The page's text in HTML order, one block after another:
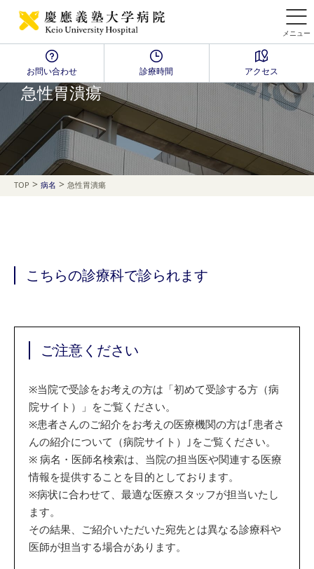
メニュー
お問い合わせ 診療時間 アクセス
Disease Name Search
急性胃潰瘍
TOP > 病名 > 急性胃潰瘍
こちらの診療科で診られます
ご注意ください
※当院で受診をお考えの方は「初めて受診する方（病
院サイト）」をご覧ください。
※患者さんのご紹介をお考えの医療機関の方は｢患者さ
んの紹介について（病院サイト）｣をご覧ください。
※ 病名・医師名検索は、当院の担当医や関連する医療
情報を提供することを目的としております。
※病状に合わせて、最適な医療スタッフが担当いたし
ます。
その結果、ご紹介いただいた宛先とは異なる診療科や
医師が担当する場合があります。